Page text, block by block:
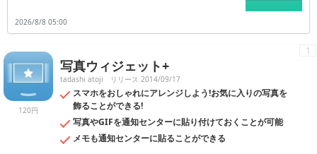
2026/8/8 05:00
120円
写真ウィジェット+
tadashi atoji リリース 2014/09/17
スマホをおしゃれにアレンジしよう!お気に入りの写真を
飾ることができる!
写真やGIFを通知センターに貼り付けておくことが可能
メモも通知センターに貼ることができる
1